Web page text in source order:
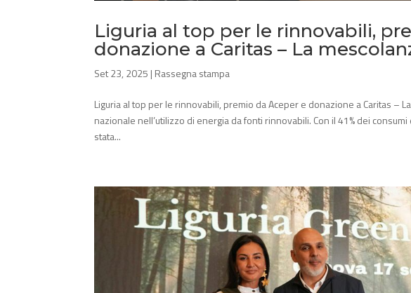
Liguria al top per le rinnovabili,
donazione a Caritas – La
Set 23, 2025 | Rassegna stampa
Liguria al top per le rinnovabili, premio da Aceper e donazione a Caritas –
nazionale nell’utilizzo di energia da fonti rinnovabili. Con il 41% dei
stata...